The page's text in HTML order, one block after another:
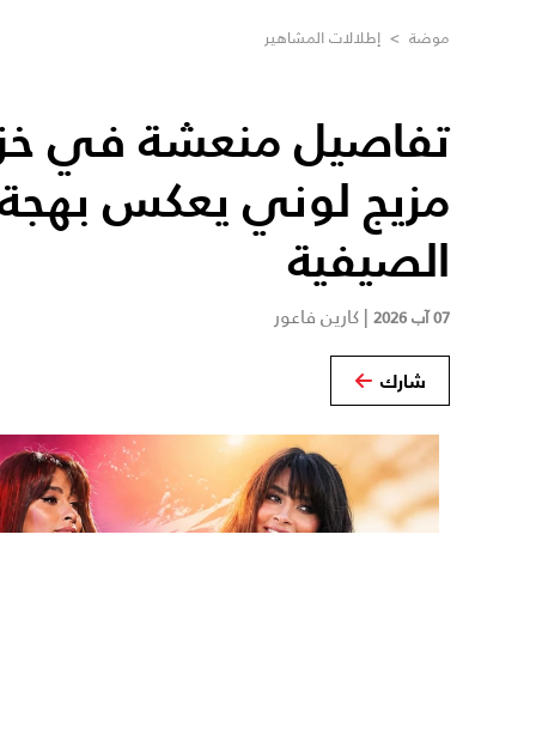
موضة > إطلالات المشاهير
تفاصيل منعشة في
مزيج لوني يعكس بهجة
الصيفية
07 آب 2026 | كارين فاعور
شارك